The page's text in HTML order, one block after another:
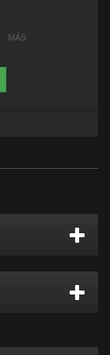
MÁS